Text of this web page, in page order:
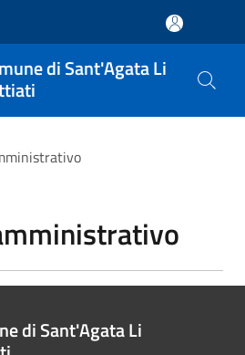
di Sant'Agata Li
di Sant'Agata Li